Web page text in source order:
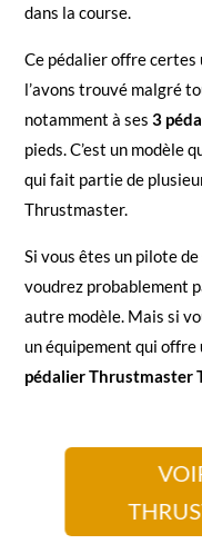
dans la course.
Ce pédalier offre certes
l’avons trouvé malgré
notamment à ses 3
pieds. C’est un modèle
qui fait partie de
Thrustmaster.
Si vous êtes un pilote
voudrez probablement
autre modèle. Mais si
un équipement qui offre
pédalier Thrustmaster